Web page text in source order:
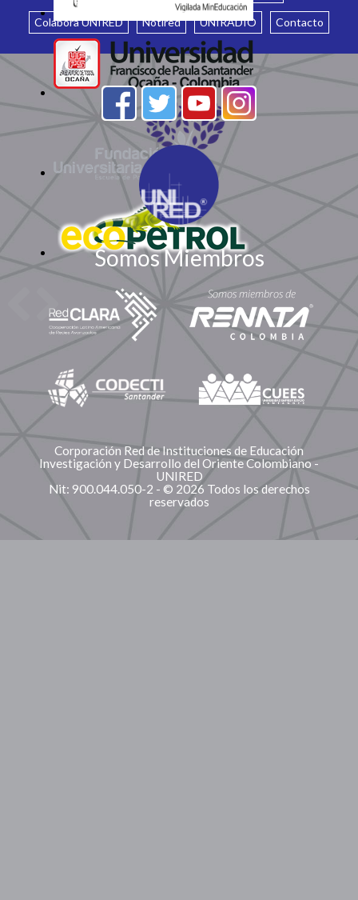
Colabora UNIRED Notired UNIRADIO Contacto
Somos Miembros
Corporación Red de Instituciones de Educación
Investigación y Desarrollo del Oriente Colombiano -
UNIRED
Nit: 900.044.050-2 - © 2026 Todos los derechos
reservados